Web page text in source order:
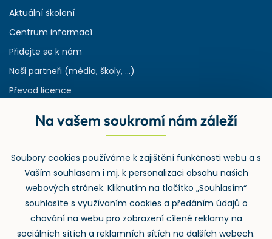
Aktuální školení
Centrum informací
Přidejte se k nám
Naši partneři (média, školy, ...)
Převod licence
Rejstřík používaných zkratek v odpadech
Zpětný odběr
Na vašem soukromí nám záleží
Soubory cookies používáme k zajištění funkčnosti webu a s
Vaším souhlasem i mj. k personalizaci obsahu našich
webových stránek. Kliknutím na tlačítko „Souhlasím“
souhlasíte s využívaním cookies a předáním údajů o
chování na webu pro zobrazení cílené reklamy na
sociálních sítích a reklamních sítích na dalších webech.